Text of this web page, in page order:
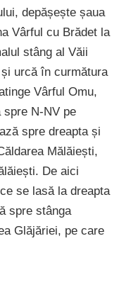
depășește șaua
Vârful cu Brădet la
stâng al Văii
urcă în curmătura
Vârful Omu,
spre N-NV pe
spre dreapta și
Mălăiești,
De aici
se lasă la dreapta
spre stânga
Glăjăriei, pe care